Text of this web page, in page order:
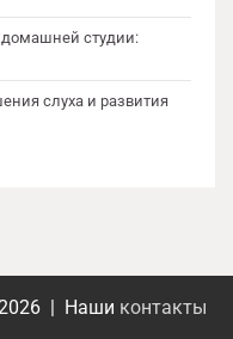
студии:
слуха и развития
| Наши контакты